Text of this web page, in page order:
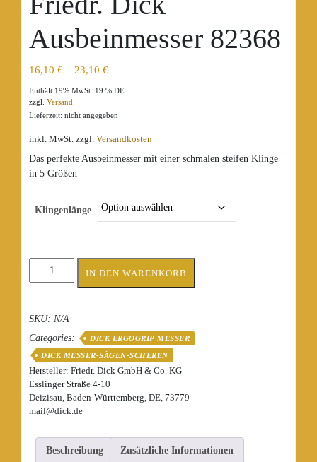
Ausbeinmesser 82368
16,10 € – 23,10 €
Enthält 19% MwSt. 19 % DE
zzgl. Versand
Lieferzeit: nicht angegeben
inkl. MwSt. zzgl. Versandkosten
Das perfekte Ausbeinmesser mit einer schmalen steifen Klinge
in 5 Größen
Klingenlänge
Friedr.
Dick
Menge
IN DEN WARENKORB
SKU: N/A
Categories:
DICK ERGOGRIP MESSER
DICK MESSER-SÄGEN-SCHEREN
Hersteller: Friedr. Dick GmbH & Co. KG
Esslinger Straße 4-10
Deizisau, Baden-Württemberg, DE, 73779
mail@dick.de
Beschreibung Zusätzliche Informationen